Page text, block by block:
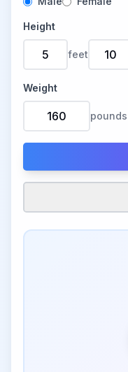
Height
feet
Weight
pounds